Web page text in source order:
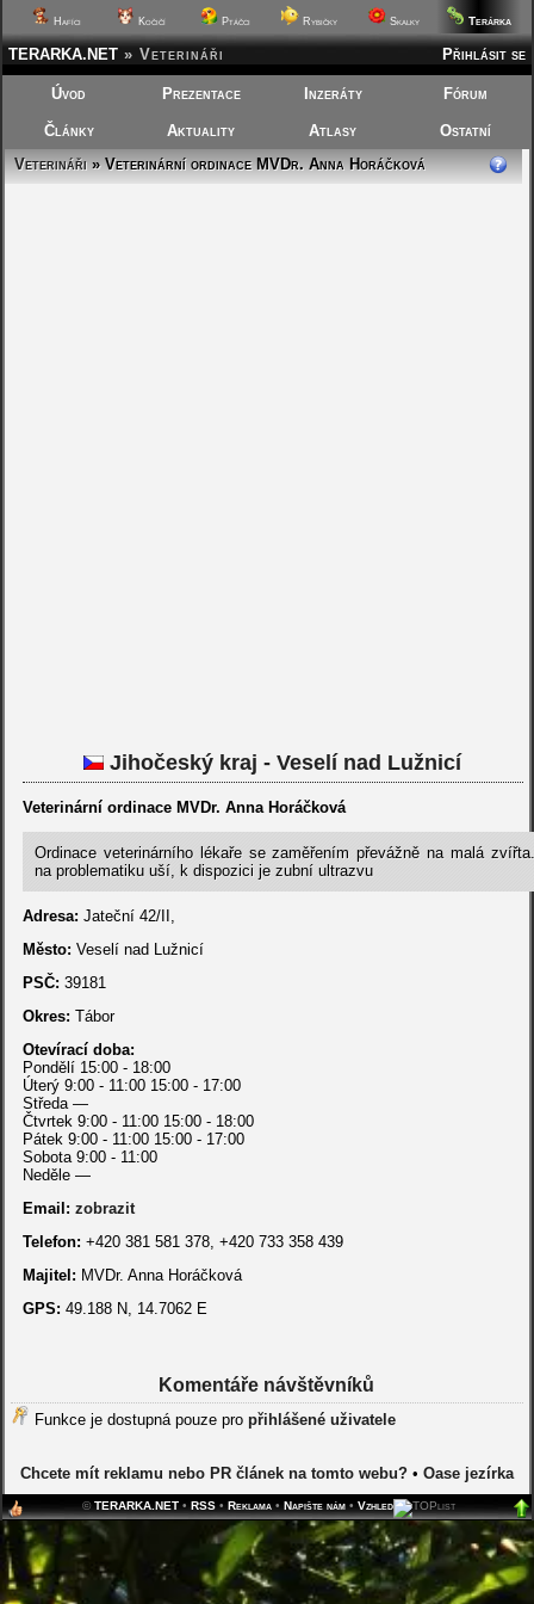
Hafíci Kočičí Ptáčci Rybičky Skalky Terárka
Přihlásit se
TERARKA.NET » Veterináři
Úvod Prezentace Inzeráty Fórum
Články Aktuality Atlasy
Ostatní
Veterináři» Veterinární ordinace MVDr. Anna Horáčková
Jihočeský kraj - Veselí nad Lužnicí
Veterinární ordinace MVDr. Anna Horáčková
Ordinace veterinárního lékaře se zaměřením převážně na malá
na problematiku uší, k dispozici je zubní ultrazvu
Adresa: Jateční 42/II,
Město: Veselí nad Lužnicí
PSČ: 39181
Okres: Tábor
Otevírací doba:
Pondělí 15:00 - 18:00
Úterý 9:00 - 11:00 15:00 - 17:00
Středa —
Čtvrtek 9:00 - 11:00 15:00 - 18:00
Pátek 9:00 - 11:00 15:00 - 17:00
Sobota 9:00 - 11:00
Neděle —
Email: zobrazit
Telefon: +420 381 581 378, +420 733 358 439
Majitel: MVDr. Anna Horáčková
GPS: 49.188 N, 14.7062 E
Komentáře návštěvníků
Funkce je dostupná pouze pro přihlášené uživatele
Chcete mít reklamu nebo PR článek na tomto webu?• Oase jezírka
©TERARKA.NET• RSS• Reklama• Napište nám• Vzhled